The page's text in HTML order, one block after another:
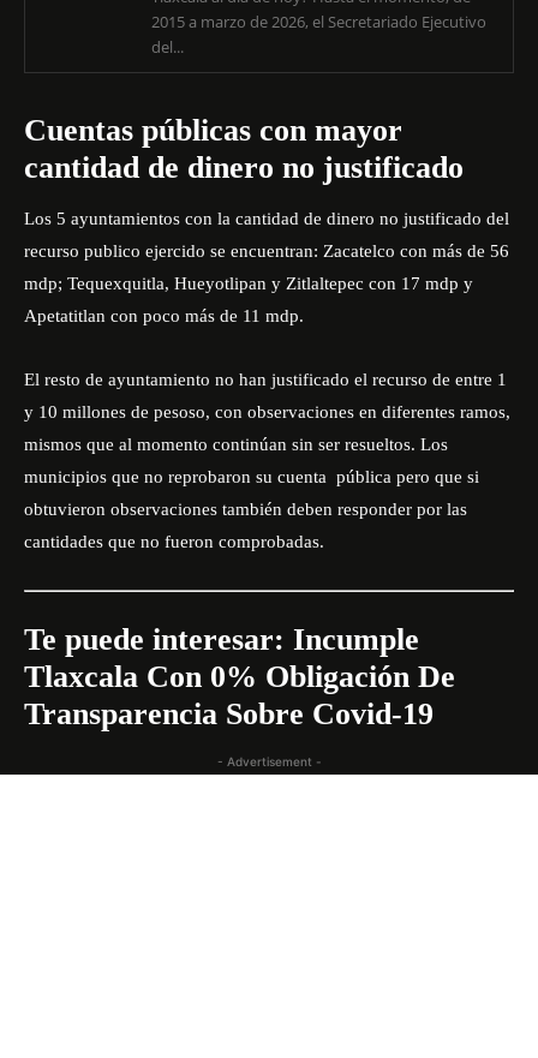
2015 a marzo de 2026, el Secretariado Ejecutivo
del...
Cuentas públicas con mayor
cantidad de dinero no justificado
Los 5 ayuntamientos con la cantidad de dinero no justificado del
recurso publico ejercido se encuentran: Zacatelco con más de 56
mdp; Tequexquitla, Hueyotlipan y Zitlaltepec con 17 mdp y
Apetatitlan con poco más de 11 mdp.
El resto de ayuntamiento no han justificado el recurso de entre 1
y 10 millones de pesoso, con observaciones en diferentes ramos,
mismos que al momento continúan sin ser resueltos. Los
municipios que no reprobaron su cuenta pública pero que si
obtuvieron observaciones también deben responder por las
cantidades que no fueron comprobadas.
Te puede interesar: Incumple
Tlaxcala Con 0% Obligación De
Transparencia Sobre Covid-19
- Advertisement -